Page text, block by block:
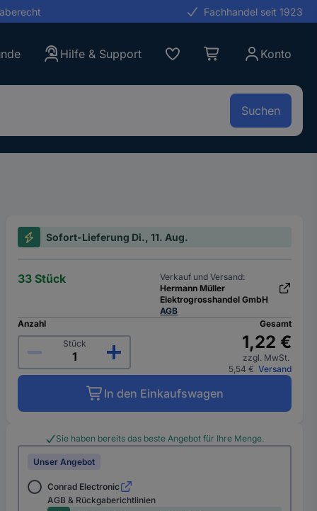
Fachhandel seit 1923
Hilfe & Support Konto
Suchen
Sofort-Lieferung Di., 11. Aug.
33 Stück
Verkauf und Versand:
Hermann Müller
Elektrogrosshandel GmbH
AGB
Anzahl
Stück
Gesamt
1,22 €
zzgl. MwSt.
5,54 € Versand
In den Einkaufswagen
Sie haben bereits das beste Angebot für Ihre Menge.
Unser Angebot
Conrad Electronic
AGB & Rückgaberichtlinien